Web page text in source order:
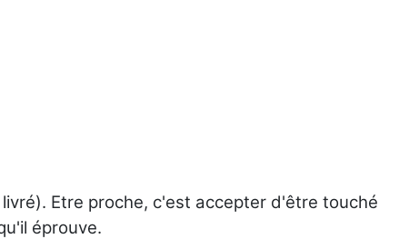
Etre proche, c'est accepter d'être touché
éprouve.